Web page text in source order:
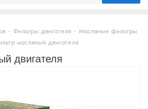
- Фильтры двигателя - Масляные фильтры
масляный двигателя
двигателя